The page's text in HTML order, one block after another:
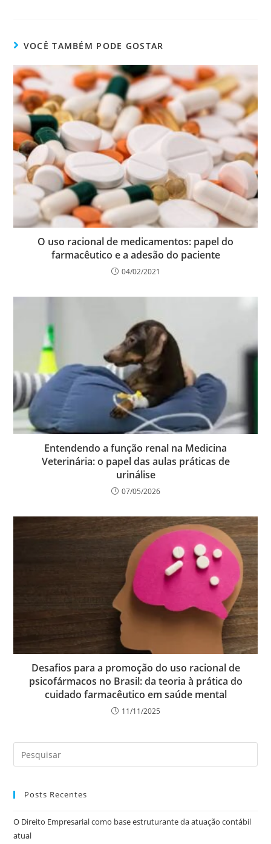
VOCÊ TAMBÉM PODE GOSTAR
O uso racional de medicamentos: papel do
farmacêutico e a adesão do paciente
04/02/2021
Entendendo a função renal na Medicina
Veterinária: o papel das aulas práticas de
urinálise
07/05/2026
Desafios para a promoção do uso racional de
psicofármacos no Brasil: da teoria à prática do
cuidado farmacêutico em saúde mental
11/11/2025
Posts Recentes
O Direito Empresarial como base estruturante da atuação contábil
atual